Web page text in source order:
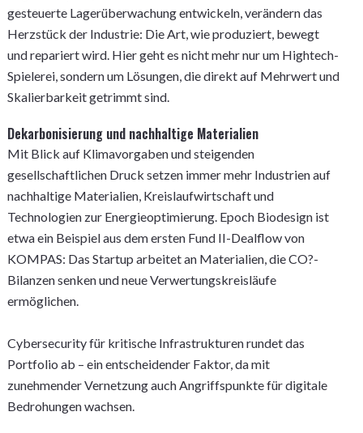
gesteuerte Lagerüberwachung entwickeln, verändern das
Herzstück der Industrie: Die Art, wie produziert, bewegt
und repariert wird. Hier geht es nicht mehr nur um Hightech-
Spielerei, sondern um Lösungen, die direkt auf Mehrwert und
Skalierbarkeit getrimmt sind.
Dekarbonisierung und nachhaltige Materialien
Mit Blick auf Klimavorgaben und steigenden
gesellschaftlichen Druck setzen immer mehr Industrien auf
nachhaltige Materialien, Kreislaufwirtschaft und
Technologien zur Energieoptimierung. Epoch Biodesign ist
etwa ein Beispiel aus dem ersten Fund II-Dealflow von
KOMPAS: Das Startup arbeitet an Materialien, die CO?-
Bilanzen senken und neue Verwertungskreisläufe
ermöglichen.
Cybersecurity für kritische Infrastrukturen rundet das
Portfolio ab – ein entscheidender Faktor, da mit
zunehmender Vernetzung auch Angriffspunkte für digitale
Bedrohungen wachsen.